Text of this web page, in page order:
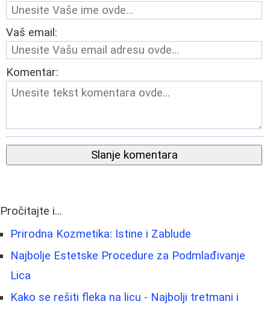
Vaš email:
Komentar:
Slanje komentara
Pročitajte i...
Prirodna Kozmetika: Istine i Zablude
Najbolje Estetske Procedure za Podmlađivanje
Lica
Kako se rešiti fleka na licu - Najbolji tretmani i